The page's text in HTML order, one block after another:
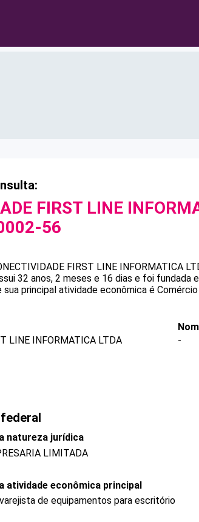
FIRST LINE
56
FIRST LINE INFORMATICA
32 anos, 2 meses e 16 dias e foi fundada
sua principal atividade econômica é
LINE INFORMATICA LTDA
-
natureza jurídica
LIMITADA
atividade econômica principal
de equipamentos para escritório